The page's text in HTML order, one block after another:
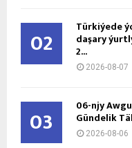
02 Türkiýede
daşary
2...
2026-08-07
03 06-njy
Gündelik
2026-08-06